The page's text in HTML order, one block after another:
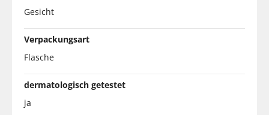
Gesicht
Verpackungsart
Flasche
dermatologisch getestet
ja